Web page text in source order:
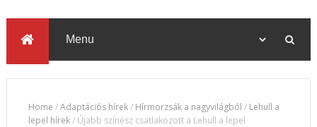
Home /Adaptációs hírek/ Hírmorzsák a nagyvilágból / Lehull a
lepel hírek/ Újabb színész csatlakozott a Lehull a lepel